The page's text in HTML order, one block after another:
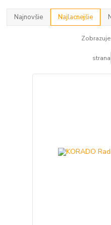
Najnovšie Najlacnejšie
strana